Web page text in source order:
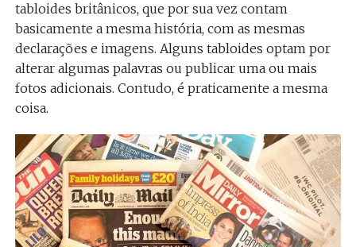
tabloides britânicos, que por sua vez contam
basicamente a mesma história, com as mesmas
declarações e imagens. Alguns tabloides optam por
alterar algumas palavras ou publicar uma ou mais
fotos adicionais. Contudo, é praticamente a mesma
coisa.